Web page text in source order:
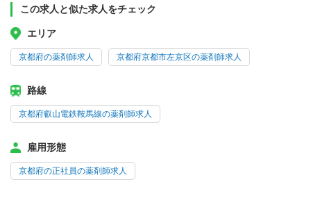
この求人と似た求人をチェック
エリア
京都府の薬剤師求人 京都府京都市左京区の薬剤師求人
路線
京都府叡山電鉄鞍馬線の薬剤師求人
雇用形態
京都府の正社員の薬剤師求人